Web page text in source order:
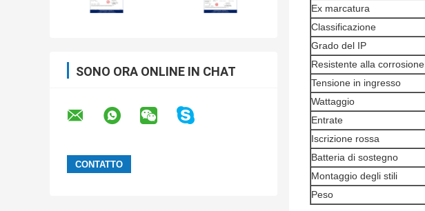
SONO ORA ONLINE IN CHAT
Ex marcatura
Classificazione
Grado del IP
Resistente alla corrosione
Tensione in ingresso
Wattaggio
Entrate
Iscrizione rossa
Batteria di sostegno
Montaggio degli stili
Peso